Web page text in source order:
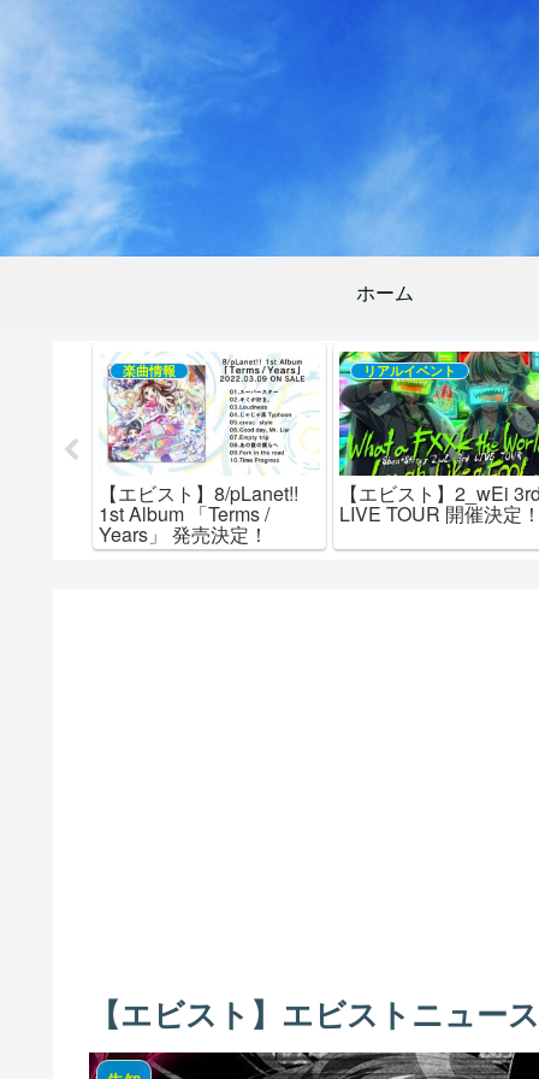
ホーム
楽曲情報
【エビスト】8/pLanet!!
1st Album 「Terms /
Years」 発売決定！
リアルイベント
【エビスト】2_wEi
LIVE TOUR 開催決定
【エビスト】エビストニュー